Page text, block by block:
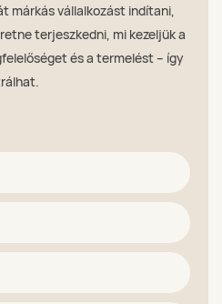
márkás vállalkozást indítani,
terjeszkedni, mi kezeljük a
és a termelést – így